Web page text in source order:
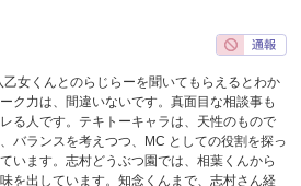
乙女くんとのらじらーを聞いてもらえるとわか
ク力は、間違いないです。真面目な相談事も
る人です。テキトーキャラは、天性のもので
バランスを考えつつ、MC としての役割を探っ
います。志村どうぶつ園では、相葉くんから
を出しています。知念くんまで、志村さん経